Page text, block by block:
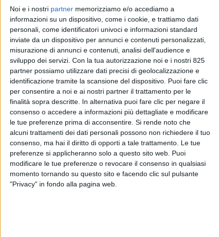
Noi e i nostri partner memorizziamo e/o accediamo a
informazioni su un dispositivo, come i cookie, e trattiamo dati
personali, come identificatori univoci e informazioni standard
inviate da un dispositivo per annunci e contenuti personalizzati,
misurazione di annunci e contenuti, analisi dell'audience e
sviluppo dei servizi. Con la tua autorizzazione noi e i nostri 825
partner possiamo utilizzare dati precisi di geolocalizzazione e
identificazione tramite la scansione del dispositivo. Puoi fare clic
per consentire a noi e ai nostri partner il trattamento per le
finalità sopra descritte. In alternativa puoi fare clic per negare il
consenso o accedere a informazioni più dettagliate e modificare
le tue preferenze prima di acconsentire. Si rende noto che
alcuni trattamenti dei dati personali possono non richiedere il tuo
consenso, ma hai il diritto di opporti a tale trattamento. Le tue
preferenze si applicheranno solo a questo sito web. Puoi
modificare le tue preferenze o revocare il consenso in qualsiasi
momento tornando su questo sito e facendo clic sul pulsante
"Privacy" in fondo alla pagina web.
Black Friday, consegne e
logistica: non è tutto oro
quello che luccica online
NOTIZIE E INTERVISTE IN EVIDENZA 23 NOVEMBRE 2021